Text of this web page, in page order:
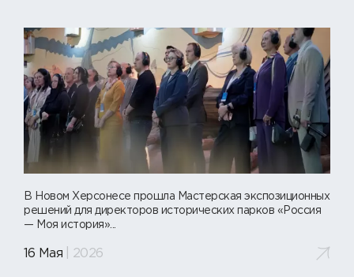
В Новом Херсонесе прошла Мастерская экспозиционных
решений для директоров исторических парков «Россия
— Моя история»...
16 Мая | 2026